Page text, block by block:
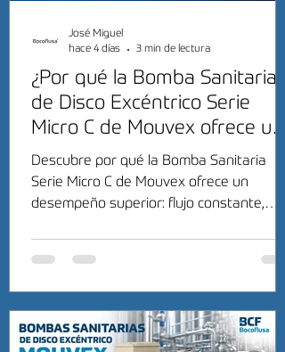
¿Por qué la Bomba Sanitaria
de Disco Excéntrico Serie
Micro C de Mouvex ofrece un
desempeño superior?
Descubre por qué la Bomba Sanitaria
Serie Micro C de Mouvex ofrece un
desempeño superior: flujo constante,
José Miguel
hace 4 días
3 min de lectura